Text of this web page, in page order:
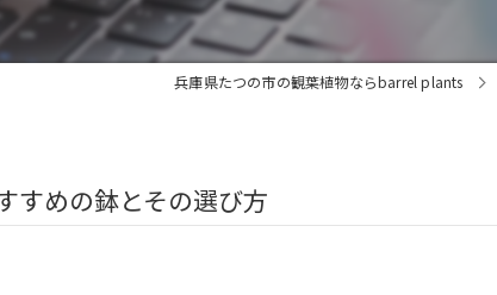
兵庫県たつの市の観葉植物ならbarrel plants
すめの鉢とその選び方